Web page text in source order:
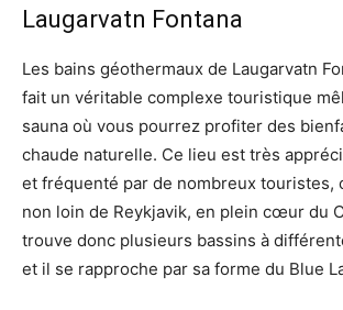
Laugarvatn Fontana
Les bains géothermaux de Laugarvatn
fait un véritable complexe touristique
sauna où vous pourrez profiter des
chaude naturelle. Ce lieu est très
et fréquenté par de nombreux touristes,
non loin de Reykjavik, en plein cœur du
trouve donc plusieurs bassins à
et il se rapproche par sa forme du Blue